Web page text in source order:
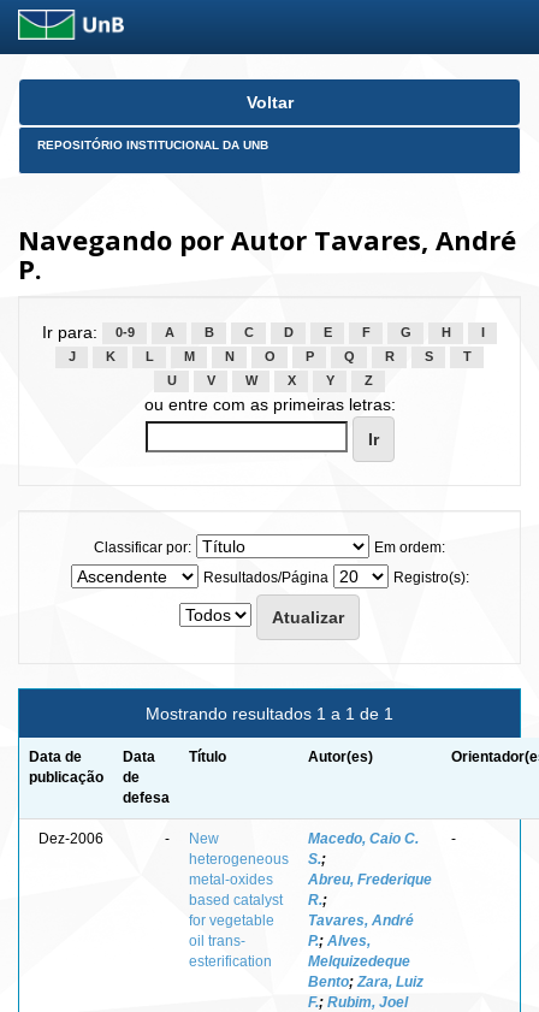
Skip
Voltar
REPOSITÓRIO INSTITUCIONAL DA UNB
Navegando por Autor Tavares, André
P.
Ir para: 0-9 A B C D E F G H
J
K L M N O P Q R S
T
U
V W X Y Z
ou entre com as primeiras letras:
Classificar por:
Em ordem:
Resultados/Página
Registro(s):
Mostrando resultados 1 a 1 de 1
Data de
publicação
Data
de
defesa
Título Autor(es)
Dez-2006 -
New
heterogeneous
metal-oxides
based catalyst
for vegetable
oil trans-
esterification
Macedo, Caio C.
S.;
Abreu, Frederique
R.;
Tavares, André
P.; Alves,
Melquizedeque
Bento; Zara, Luiz
F.; Rubim, Joel
-